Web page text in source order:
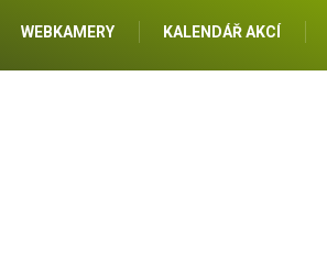
WEBKAMERY KALENDÁŘ AKCÍ